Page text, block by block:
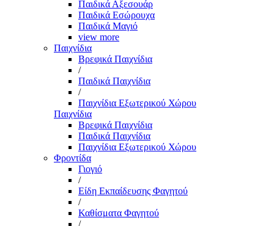
Παιδικά Αξεσουάρ
Παιδικά Εσώρουχα
Παιδικά Μαγιό
view more
Παιχνίδια
Βρεφικά Παιχνίδια
/
Παιδικά Παιχνίδια
/
Παιχνίδια Εξωτερικού Χώρου
Παιχνίδια
Βρεφικά Παιχνίδια
Παιδικά Παιχνίδια
Παιχνίδια Εξωτερικού Χώρου
Φροντίδα
Γιογιό
/
Είδη Εκπαίδευσης Φαγητού
/
Καθίσματα Φαγητού
/